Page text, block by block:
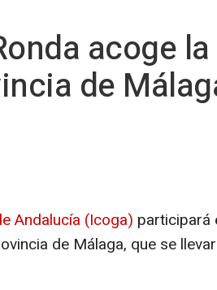
acoge
de
Andalucía (Icoga) participará
de Málaga, que se